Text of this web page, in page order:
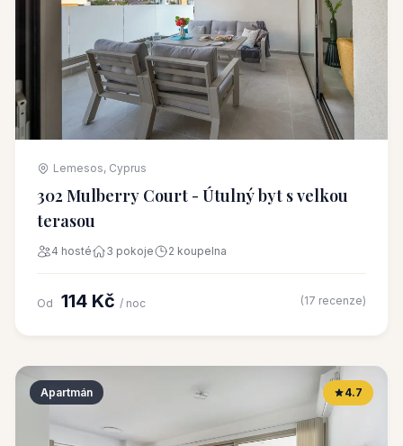
Lemesos, Cyprus
302 Mulberry Court - Útulný byt s velkou
terasou
4 hosté 3 pokoje 2 koupelna
Od 114 Kč / noc (17 recenze)
Apartmán 4.7